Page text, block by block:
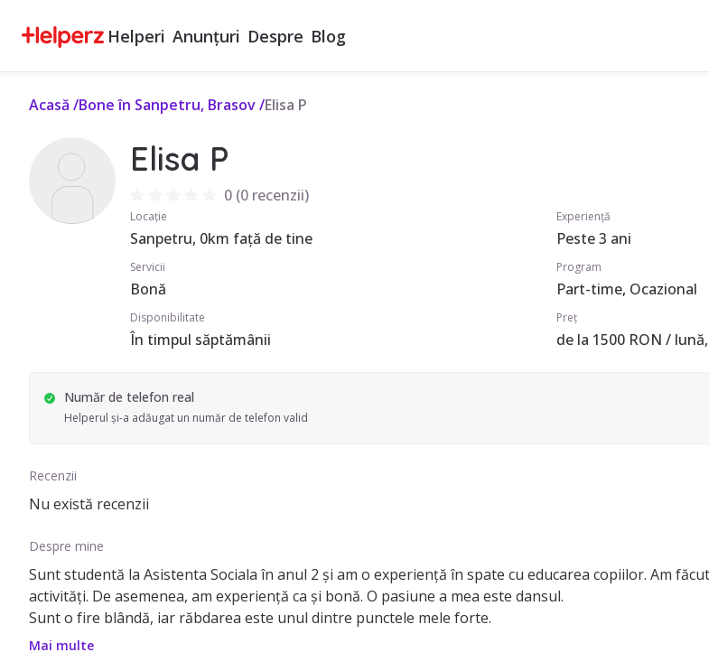
Helperi Anunțuri Despre Blog
Acasă /Bone în Sanpetru, Brasov/Elisa P
Elisa P
0(0 recenzii)
Locație
Sanpetru, 0km față de tine
Experiență
Peste 3 ani
Servicii
Bonă
Program
Part-time, Ocazional
Disponibilitate
În timpul săptămânii
Preț
de la 1500 RON /
Număr de telefon real
Helperul și-a adăugat un număr de telefon valid
Recenzii
Nu există recenzii
Despre mine
Sunt studentă la Asistenta Sociala în anul 2 și am o experiență în spate cu educarea copiilor. Am
activități. De asemenea, am experiență ca și bonă. O pasiune a mea este dansul.
Sunt o fire blândă, iar răbdarea este unul dintre punctele mele forte.
Mai multe